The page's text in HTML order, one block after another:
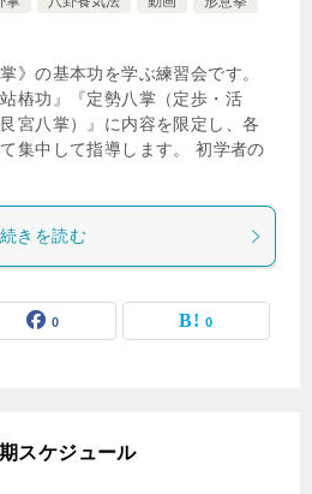
》の基本功を学ぶ練習会です。
樁功』『定勢八掌（定歩・活
宮八掌）』に内容を限定し、各
集中して指導します。 初学者の
続きを読む
0 0
スケジュール